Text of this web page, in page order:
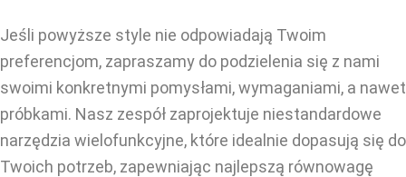
Jeśli powyższe style nie odpowiadają Twoim
preferencjom, zapraszamy do podzielenia się z nami
swoimi konkretnymi pomysłami, wymaganiami, a nawet
próbkami. Nasz zespół zaprojektuje niestandardowe
narzędzia wielofunkcyjne, które idealnie dopasują się do
Twoich potrzeb, zapewniając najlepszą równowagę